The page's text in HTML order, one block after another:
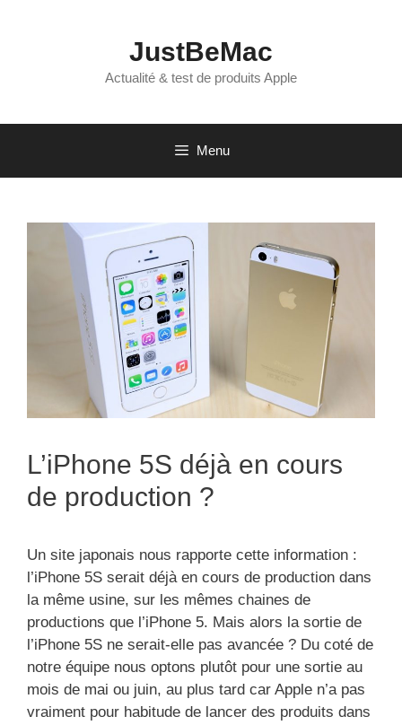
JustBeMac
Actualité & test de produits Apple
Menu
L’iPhone 5S déjà en cours
de production ?
Un site japonais nous rapporte cette information :
l’iPhone 5S serait déjà en cours de production dans
la même usine, sur les mêmes chaines de
productions que l’iPhone 5. Mais alors la sortie de
l’iPhone 5S ne serait-elle pas avancée ? Du coté de
notre équipe nous optons plutôt pour une sortie au
mois de mai ou juin, au plus tard car Apple n’a pas
vraiment pour habitude de lancer des produits dans